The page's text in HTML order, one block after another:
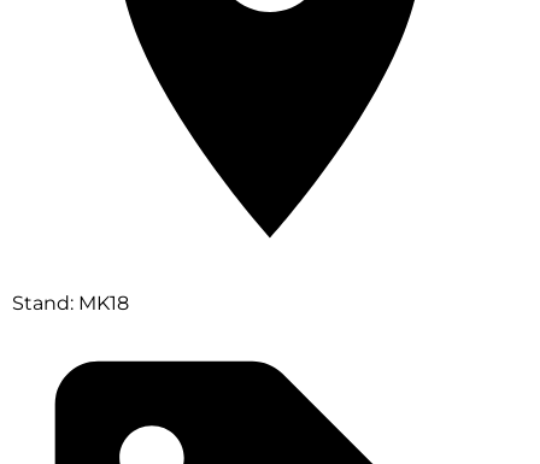
Stand: MK18